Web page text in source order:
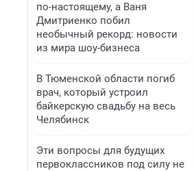
по-настоящему, а Ваня
Дмитриенко побил
необычный рекорд: новости
из мира шоу-бизнеса
В Тюменской области погиб
врач, который устроил
байкерскую свадьбу на весь
Челябинск
Эти вопросы для будущих
первоклассников под силу не